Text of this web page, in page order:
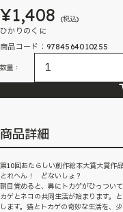
¥1,408 (税込)
ひかりのくに
商品コード：9784564010255
数量：
商品詳細
第10回あたらしい創作絵本大賞大賞作品
とれへん！ どないしょ？
朝目覚めると、鼻にトカゲがひっつい
カゲとネコの共同生活が始まります。
します。猫とトカゲの奇妙な生活を、